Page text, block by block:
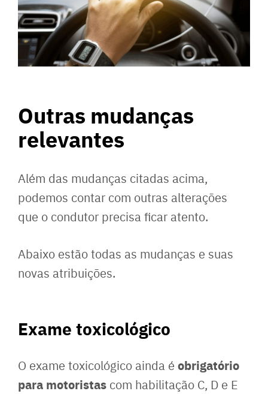
Outras mudanças
relevantes
Além das mudanças citadas acima,
podemos contar com outras alterações
que o condutor precisa ficar atento.
Abaixo estão todas as mudanças e suas
novas atribuições.
Exame toxicológico
O exame toxicológico ainda é obrigatório
para motoristas com habilitação C, D e E